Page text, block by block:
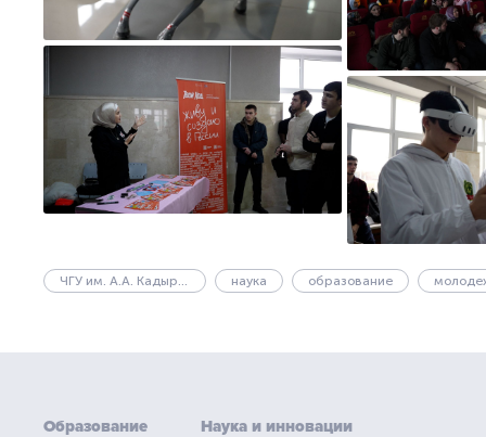
ЧГУ им. А.А. Кадырова наука образование
Образование Наука и инновации